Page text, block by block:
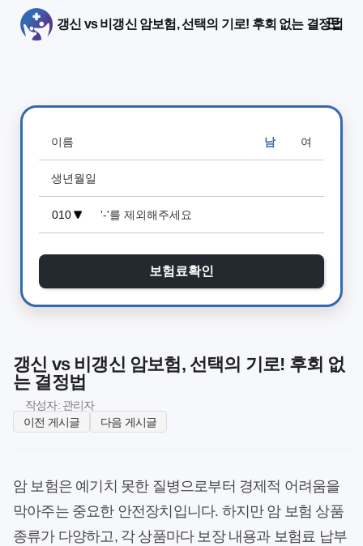
갱신 vs 비갱신 암보험, 선택의 기로! 후회 없는 결정법
남 여
보험료확인
갱신 vs 비갱신 암보험, 선택의 기로! 후회 없
는 결정법
작성자: 관리자
이전 게시글
다음 게시글
암 보험은 예기치 못한 질병으로부터 경제적 어려움을
막아주는 중요한 안전장치입니다. 하지만 암 보험 상품
종류가 다양하고, 각 상품마다 보장 내용과 보험료 납부